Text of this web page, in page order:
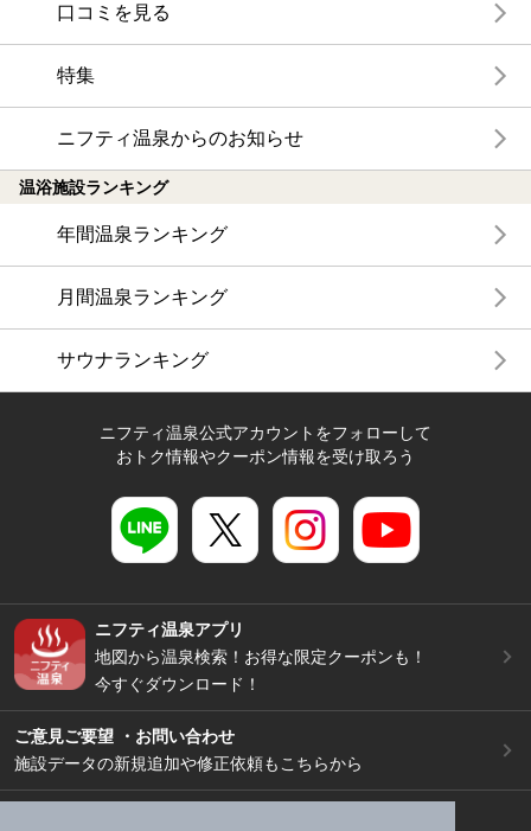
口コミを見る
特集
ニフティ温泉からのお知らせ
温浴施設ランキング
年間温泉ランキング
月間温泉ランキング
サウナランキング
ニフティ温泉公式アカウントをフォローして
おトク情報やクーポン情報を受け取ろう
ニフティ温泉アプリ
地図から温泉検索！お得な限定クーポンも！
今すぐダウンロード！
ご意見ご要望 ・お問い合わせ
施設データの新規追加や修正依頼もこちらから